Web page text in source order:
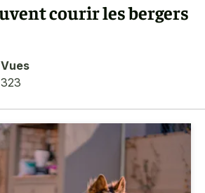
courir les bergers
Vues
323